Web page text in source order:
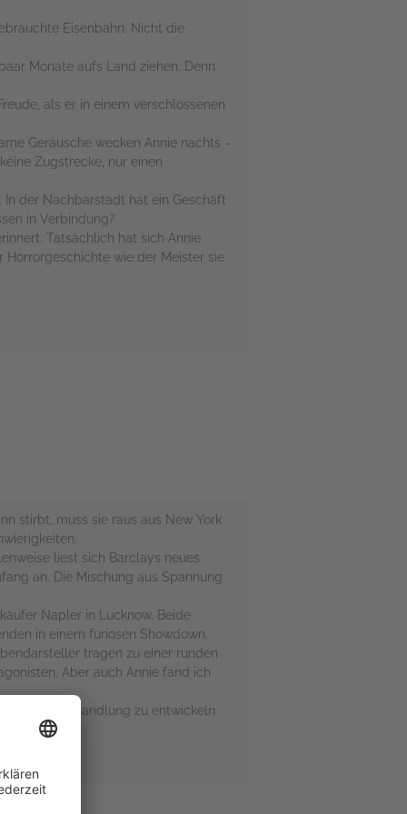
Eisenbahn. Nicht die
Monate aufs Land ziehen. Denn
als er in einem verschlossenen
Geräusche wecken Annie nachts -
Zugstrecke, nur einen
In der Nachbarstadt hat ein Geschäft
in Verbindung?
Tatsächlich hat sich Annie
wie der Meister sie
stirbt, muss sie raus aus New York
liest sich Barclays neues
an. Die Mischung aus Spannung
Napler in Lucknow. Beide
in einem furiosen Showdown.
tragen zu einer runden
Aber auch Annie fand ich
Zeit, die Handlung zu entwickeln